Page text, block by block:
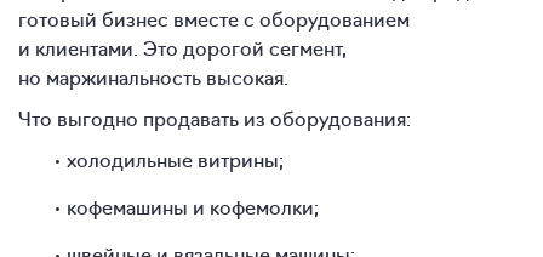
готовый бизнес вместе с оборудованием
и клиентами. Это дорогой сегмент,
но маржинальность высокая.
Что выгодно продавать из оборудования:
холодильные витрины;
кофемашины и кофемолки;